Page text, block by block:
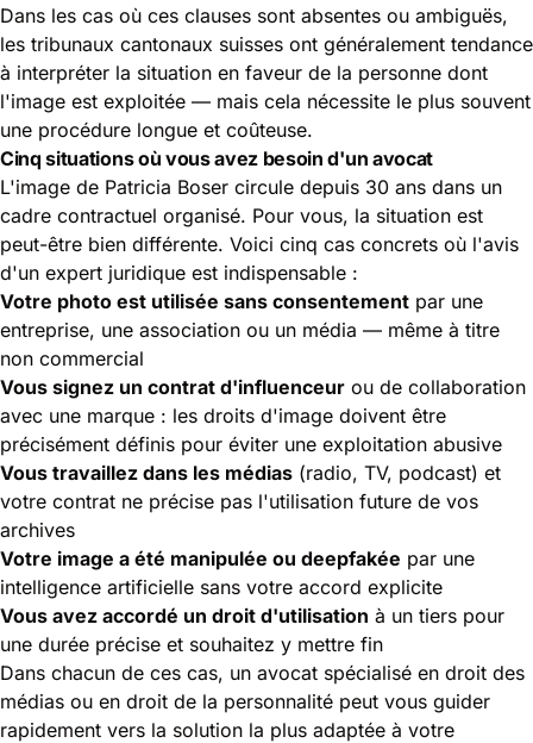
Dans les cas où ces clauses sont absentes ou ambiguës,
les tribunaux cantonaux suisses ont généralement tendance
à interpréter la situation en faveur de la personne dont
l'image est exploitée — mais cela nécessite le plus souvent
une procédure longue et coûteuse.
Cinq situations où vous avez besoin d'un avocat
L'image de Patricia Boser circule depuis 30 ans dans un
cadre contractuel organisé. Pour vous, la situation est
peut-être bien différente. Voici cinq cas concrets où l'avis
d'un expert juridique est indispensable :
Votre photo est utilisée sans consentement par une
entreprise, une association ou un média — même à titre
non commercial
Vous signez un contrat d'influenceur ou de collaboration
avec une marque : les droits d'image doivent être
précisément définis pour éviter une exploitation abusive
Vous travaillez dans les médias (radio, TV, podcast) et
votre contrat ne précise pas l'utilisation future de vos
archives
Votre image a été manipulée ou deepfakée par une
intelligence artificielle sans votre accord explicite
Vous avez accordé un droit d'utilisation à un tiers pour
une durée précise et souhaitez y mettre fin
Dans chacun de ces cas, un avocat spécialisé en droit des
médias ou en droit de la personnalité peut vous guider
rapidement vers la solution la plus adaptée à votre